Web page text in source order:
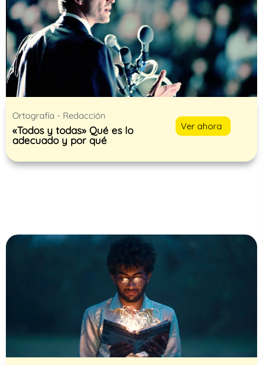
Ortografía - Redacción
«Todos y todas» Qué es lo
adecuado y por qué
Ver ahora